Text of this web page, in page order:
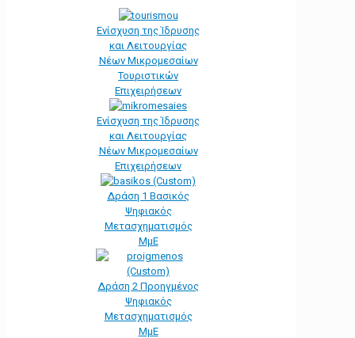
Ενίσχυση της Ίδρυσης
και Λειτουργίας
Νέων Μικρομεσαίων
Τουριστικών
Επιχειρήσεων
Ενίσχυση της Ίδρυσης
και Λειτουργίας
Νέων Μικρομεσαίων
Επιχειρήσεων
Δράση 1 Βασικός
Ψηφιακός
Μετασχηματισμός
ΜμΕ
Δράση 2 Προηγμένος
Ψηφιακός
Μετασχηματισμός
ΜμΕ